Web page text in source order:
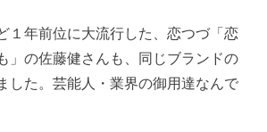
１年前位に大流行した、恋つづ「恋
」の佐藤健さんも、同じブランドの
した。芸能人・業界の御用達なんで